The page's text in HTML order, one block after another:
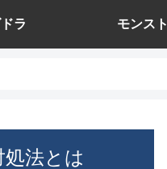
ラ モンスト
法とは